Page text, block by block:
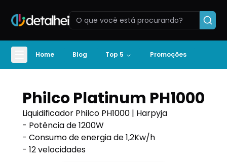
Home Blog Top 5 Promoções
Philco Platinum PH1000
Liquidificador Philco PH1000 | Harpyja
- Potência de 1200W
- Consumo de energia de 1,2Kw/h
- 12 velocidades